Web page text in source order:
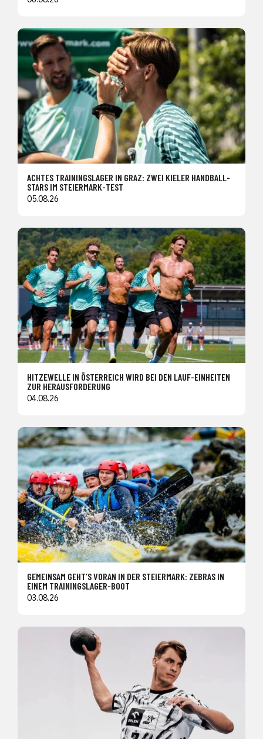
ACHTES TRAININGSLAGER IN GRAZ: ZWEI KIELER HANDBALL-
STARS IM STEIERMARK-TEST
05.08.26
HITZEWELLE IN ÖSTERREICH WIRD BEI DEN LAUF-EINHEITEN
ZUR HERAUSFORDERUNG
04.08.26
GEMEINSAM GEHT’S VORAN IN DER STEIERMARK: ZEBRAS IN
EINEM TRAININGSLAGER-BOOT
03.08.26